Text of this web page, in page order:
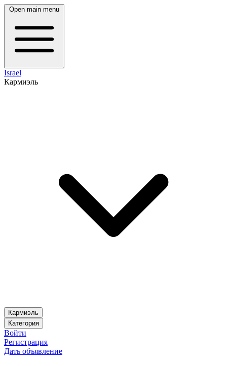
Open main menu
Israel
Кармиэль
Кармиэль
Категория
Войти
Регистрация
Дать объявление